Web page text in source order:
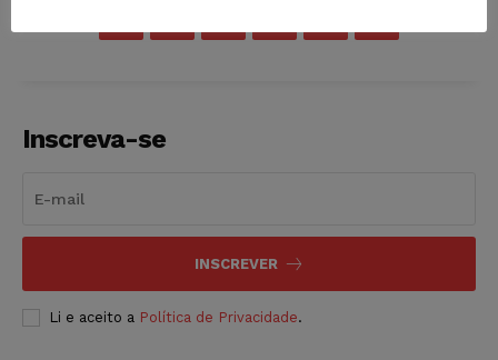
Inscreva-se
INSCREVER
Li e aceito a Política de Privacidade.